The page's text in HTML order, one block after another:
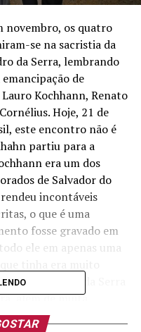
novembro, os quatro
se na sacristia da
da Serra, lembrando
emancipação de
Kochhann, Renato
Hoje, 21 de
este encontro não é
partiu para a
era um dos
de Salvador do
incontáveis
o que é uma
fosse gravado em
ele em apenas uma
em São Pedro da Serra
além de muita
seus descendentes.